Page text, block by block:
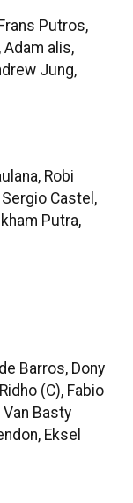
Putros,
Adam alis,
Jung,
Robi
Castel,
Putra,
Barros, Dony
(C), Fabio
Van Basty
Eksel